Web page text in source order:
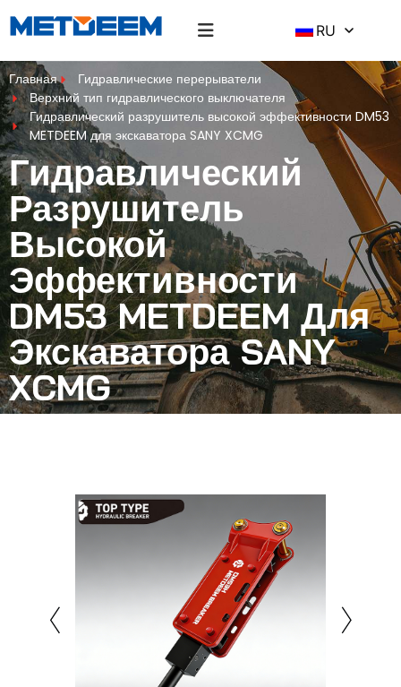
RU
Главная
Гидравлические перерыватели
Верхний тип гидравлического выключателя
Гидравлический разрушитель высокой эффективности DM53
METDEEM для экскаватора SANY XCMG
Гидравлический
Разрушитель
Высокой
Эффективности
DM53 METDEEM Для
Экскаватора SANY
XCMG